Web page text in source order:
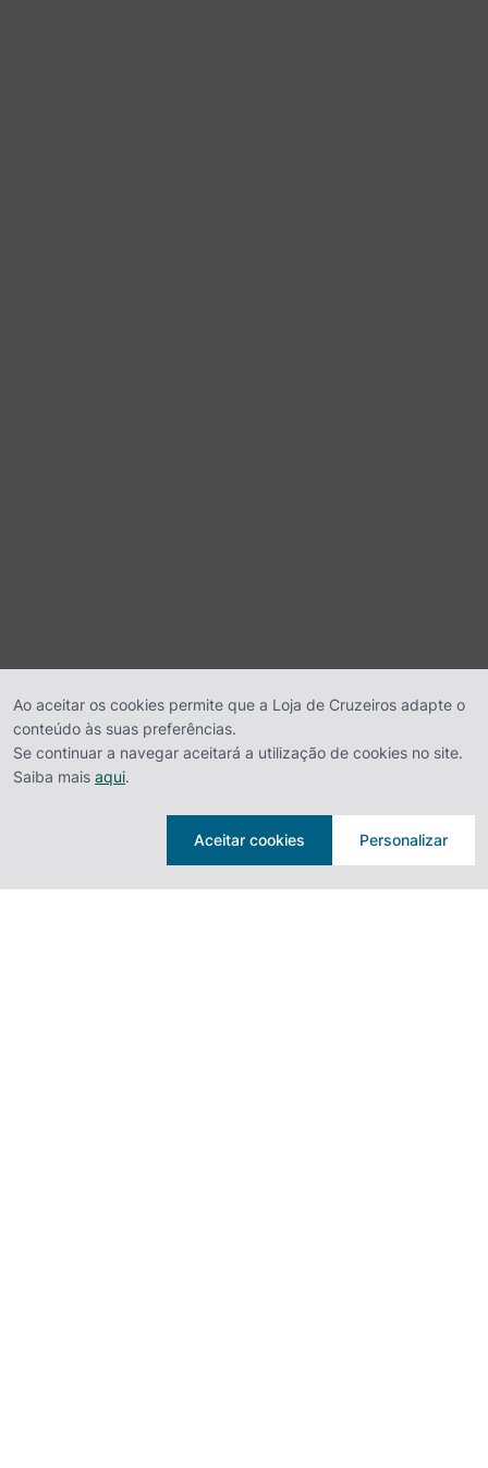
Ao aceitar os cookies permite que a Loja de Cruzeiros adapte o
conteúdo às suas preferências.
Se continuar a navegar aceitará a utilização de cookies no site.
Saiba mais aqui.
Aceitar cookies Personalizar